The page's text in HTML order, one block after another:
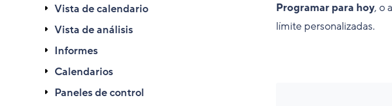
Vista de calendario
Vista de análisis
Informes
Calendarios
Paneles de control
Programar para hoy, o
límite personalizadas.